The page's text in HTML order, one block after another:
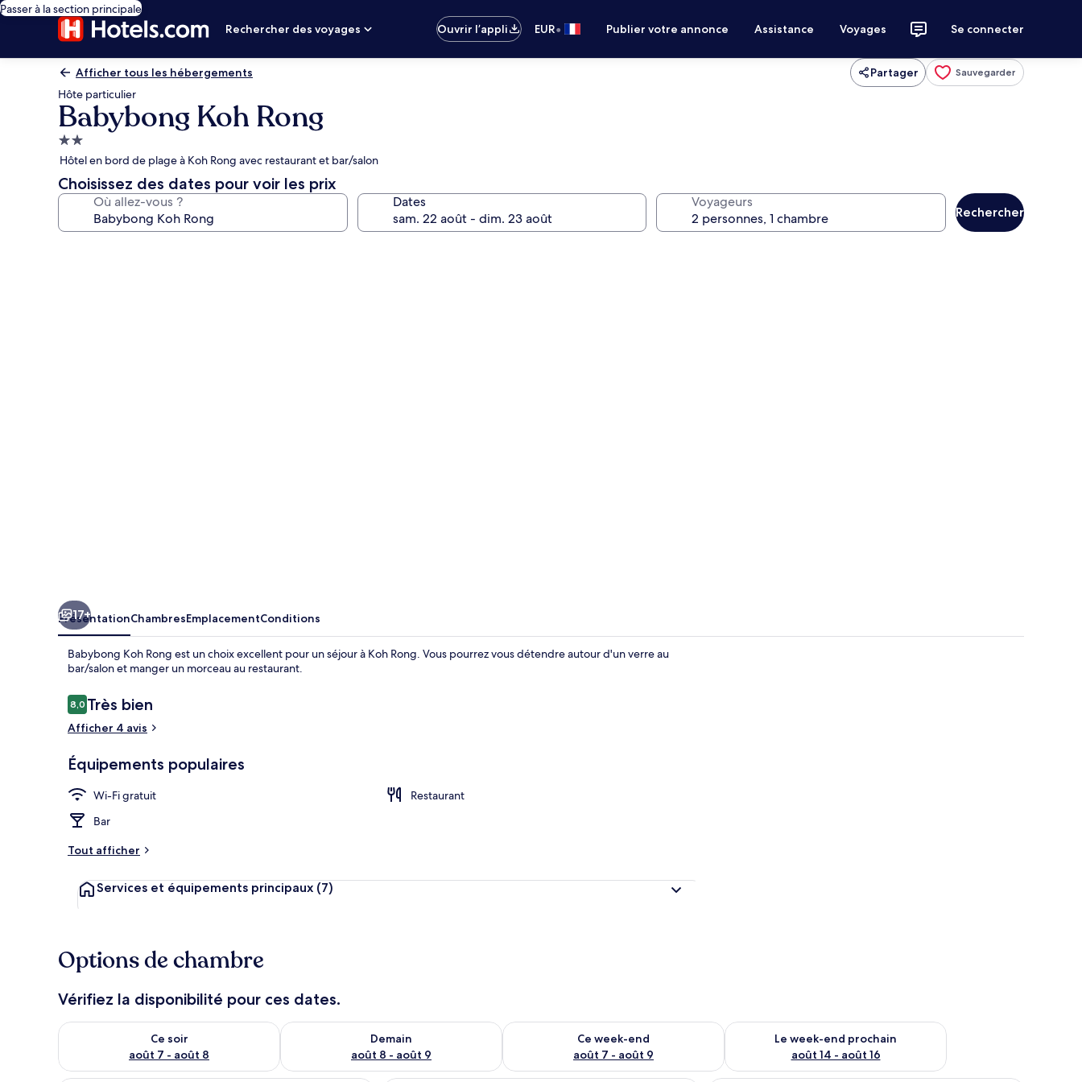
Passer à la section principale
Rechercher des voyages
Ouvrir l’appli EUR• Publier votre annonce Assistance Voyages Se connecter
Afficher tous les hébergements Partager Sauvegarder
Hôte particulier
Babybong Koh Rong
Hébergement
2.0 étoiles
Hôtel en bord de plage à Koh Rong avec restaurant et bar/salon
Choisissez des dates pour voir les prix
Où allez-vous ? Dates Voyageurs
Rechercher
17+
PrésentationChambresEmplacementConditions
Babybong Koh Rong est un choix excellent pour un séjour à Koh Rong. Vous pourrez vous détendre autour d'un verre au
bar/salon et manger un morceau au restaurant.
Avis
voyageurs
8,08,0 sur 10
Très bien
Afficher 4 avis
Équipements populaires
Wi-Fi gratuit
Restaurant
Bar
Tout afficher
Services et équipements principaux (7)
Options de chambre
Vérifiez la disponibilité pour ces dates.
Ce soir
août 7 - août 8
Vérifier la disponibilité pour ce soir août 7 - août 8
Demain
août 8 - août 9
Vérifier la disponibilité pour demain août 8 - août 9
Ce week-end
août 7 - août 9
Vérifier la disponibilité pour ce week-end août 7 - août 9
Le week-end prochain
août 14 - août 16
Vérifier la disponibilité pour le week-end prochain août 14 -